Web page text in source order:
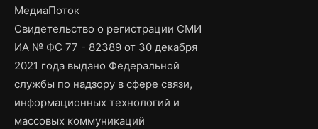
МедиаПоток
Свидетельство о регистрации СМИ
ИА № ФС 77 - 82389 от 30 декабря
2021 года выдано Федеральной
службы по надзору в сфере связи,
информационных технологий и
массовых коммуникаций